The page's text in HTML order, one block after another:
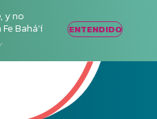
y no
Bahá‘í
.
ENTENDIDO